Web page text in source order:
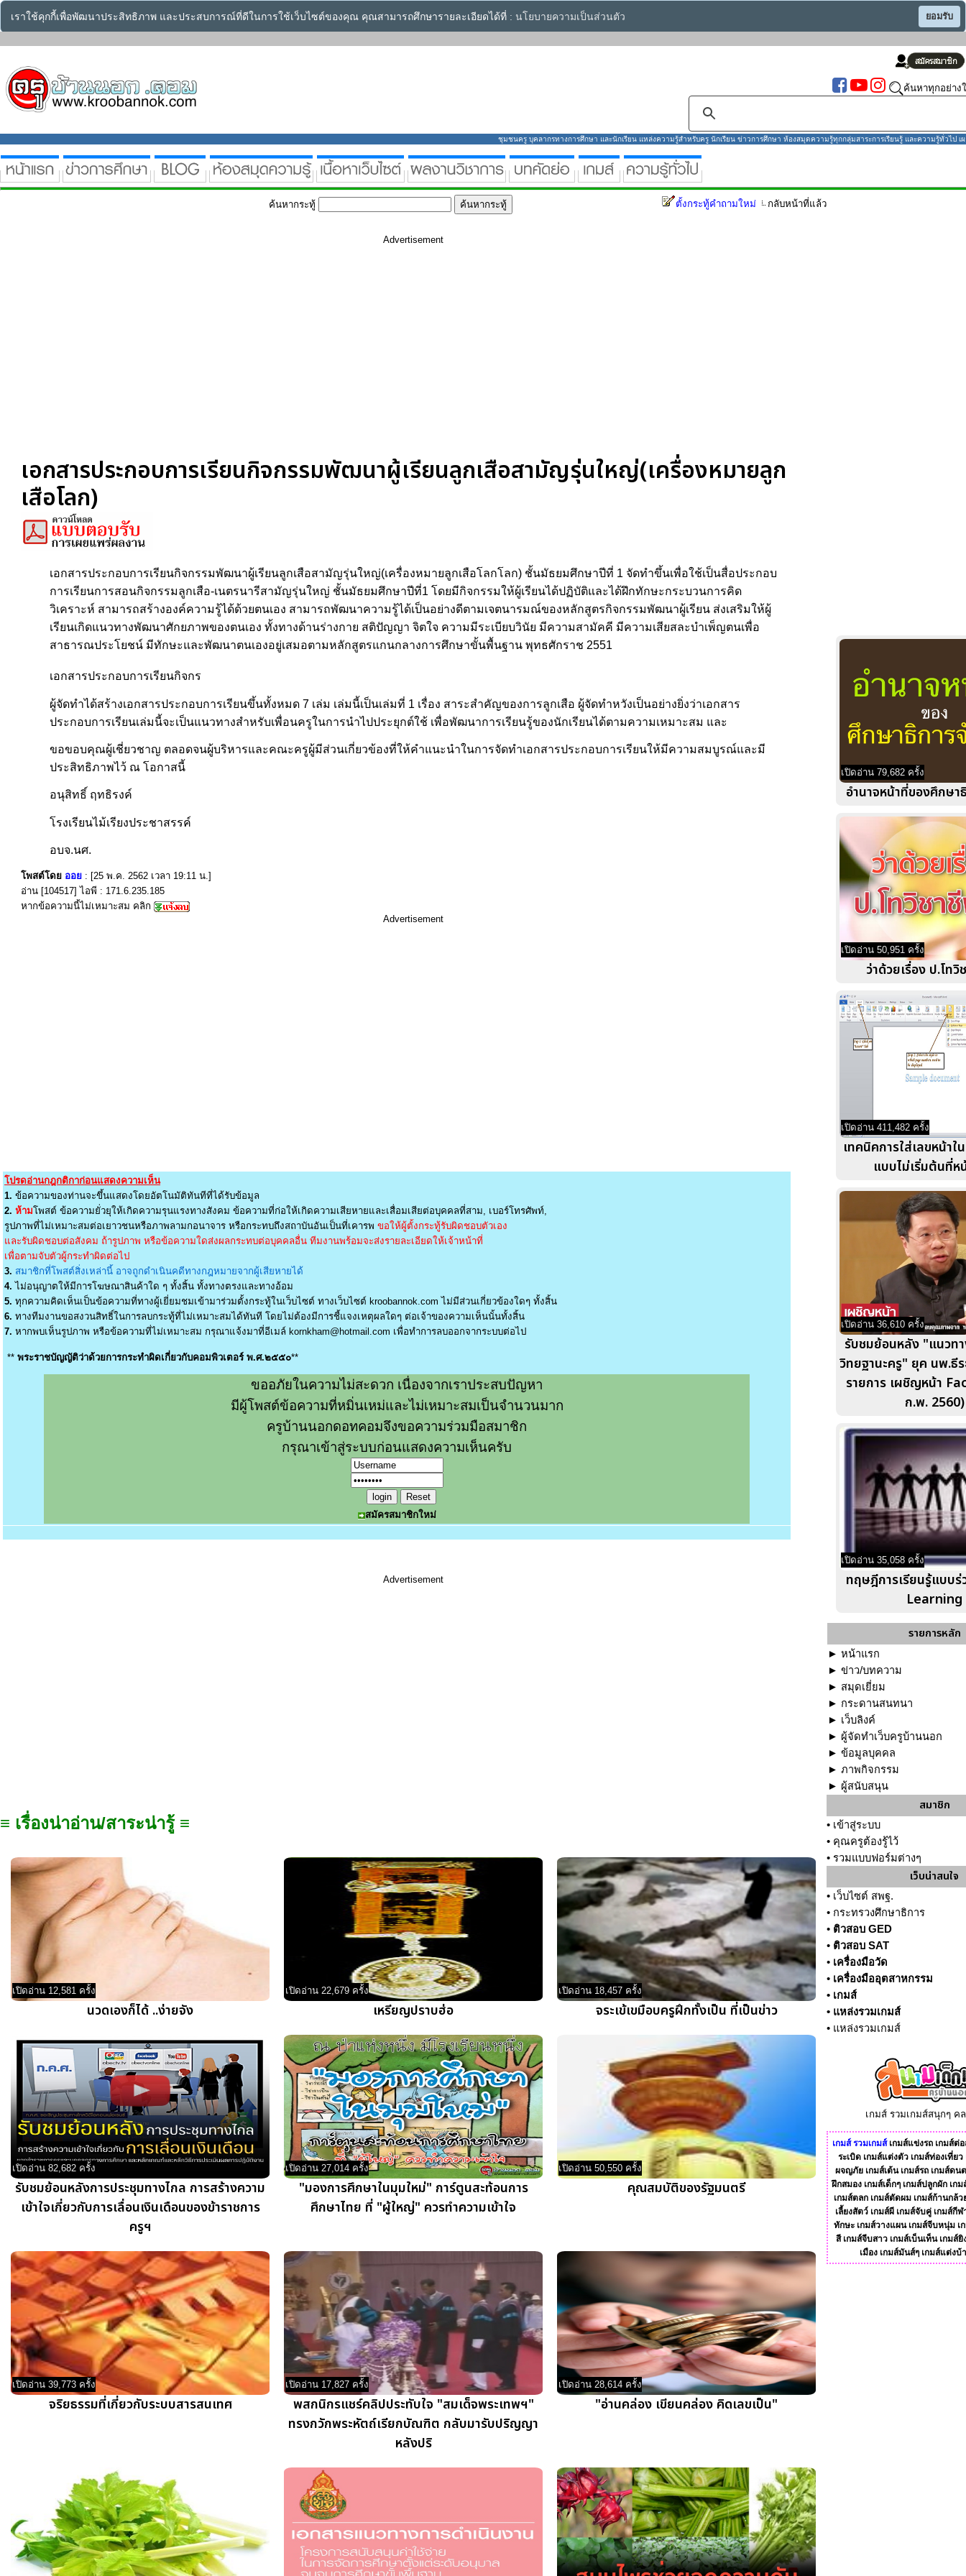
เราใช้คุกกี้เพื่อพัฒนาประสิทธิภาพ และประสบการณ์ที่ดีในการใช้เว็บไซต์ของคุณ คุณสามารถศึกษารายละเอียดได้ที่ : นโยบายความเป็นส่วนตัว ยอมรับ
ค้นหาทุกอย่าง
ชุมชนครู บุคลากรทางการศึกษา และนักเรียน แหล่งความรู้สำหรับครู นักเรียน ข่าวการศึกษา ห้องสมุดความรู้ทุกกลุ่มสาระการเรียนรู้ และความรู้ทั่วไป เ
ค้นหากระทู้ ตั้งกระทู้คำถามใหม่ กลับหน้าที่แล้ว
Advertisement
เอกสารประกอบการเรียนกิจกรรมพัฒนาผู้เรียนลูกเสือสามัญรุ่นใหญ่(เครื่องหมายลูก
เสือโลก)
เอกสารประกอบการเรียนกิจกรรมพัฒนาผู้เรียนลูกเสือสามัญรุ่นใหญ่(เครื่องหมายลูกเสือโลกโลก) ชั้นมัธยมศึกษาปีที่ 1 จัดทำขึ้นเพื่อใช้เป็นสื่อประกอบ
การเรียนการสอนกิจกรรมลูกเสือ-เนตรนารีสามัญรุ่นใหญ่ ชั้นมัธยมศึกษาปีที่1 โดยมีกิจกรรมให้ผู้เรียนได้ปฏิบัติและได้ฝึกทักษะกระบวนการคิด
วิเคราะห์ สามารถสร้างองค์ความรู้ได้ด้วยตนเอง สามารถพัฒนาความรู้ได้เป็นอย่างดีตามเจตนารมณ์ของหลักสูตรกิจกรรมพัฒนาผู้เรียน ส่งเสริมให้ผู้
เรียนเกิดแนวทางพัฒนาศักยภาพของตนเอง ทั้งทางด้านร่างกาย สติปัญญา จิตใจ ความมีระเบียบวินัย มีความสามัคคี มีความเสียสละบำเพ็ญตนเพื่อ
สาธารณประโยชน์ มีทักษะและพัฒนาตนเองอยู่เสมอตามหลักสูตรแกนกลางการศึกษาขั้นพื้นฐาน พุทธศักราช 2551
เอกสารประกอบการเรียนกิจกร
ผู้จัดทำได้สร้างเอกสารประกอบการเรียนขึ้นทั้งหมด 7 เล่ม เล่มนี้เป็นเล่มที่ 1 เรื่อง สาระสำคัญของการลูกเสือ ผู้จัดทำหวังเป็นอย่างยิ่งว่าเอกสาร
ประกอบการเรียนเล่มนี้จะเป็นแนวทางสำหรับเพื่อนครูในการนำไปประยุกต์ใช้ เพื่อพัฒนาการเรียนรู้ของนักเรียนได้ตามความเหมาะสม และ
ขอขอบคุณผู้เชี่ยวชาญ ตลอดจนผู้บริหารและคณะครูผู้มีส่วนเกี่ยวข้องที่ให้คำแนะนำในการจัดทำเอกสารประกอบการเรียนให้มีความสมบูรณ์และมี
ประสิทธิภาพไว้ ณ โอกาสนี้
อนุสิทธิ์ ฤทธิรงค์
โรงเรียนไม้เรียงประชาสรรค์
อบจ.นศ.
โพสต์โดย ออย : [25 พ.ค. 2562 เวลา 19:11 น.]
อ่าน [104517] ไอพี : 171.6.235.185
หากข้อความนี้ไม่เหมาะสม คลิก
Advertisement
โปรดอ่านกฎกติกาก่อนแสดงความเห็น
1. ข้อความของท่านจะขึ้นแสดงโดยอัตโนมัติทันทีที่ได้รับข้อมูล
2. ห้ามโพสต์ ข้อความยั่วยุให้เกิดความรุนแรงทางสังคม ข้อความที่ก่อให้เกิดความเสียหายและเสื่อมเสียต่อบุคคลที่สาม, เบอร์โทรศัพท์,
รูปภาพที่ไม่เหมาะสมต่อเยาวชนหรือภาพลามกอนาจาร หรือกระทบถึงสถาบันอันเป็นที่เคารพ ขอให้ผู้ตั้งกระทู้รับผิดชอบตัวเอง
และรับผิดชอบต่อสังคม ถ้ารูปภาพ หรือข้อความใดส่งผลกระทบต่อบุคคลอื่น ทีมงานพร้อมจะส่งรายละเอียดให้เจ้าหน้าที่
เพื่อตามจับตัวผู้กระทำผิดต่อไป
3. สมาชิกที่โพสต์สิ่งเหล่านี้ อาจถูกดำเนินคดีทางกฎหมายจากผู้เสียหายได้
4. ไม่อนุญาตให้มีการโฆษณาสินค้าใด ๆ ทั้งสิ้น ทั้งทางตรงและทางอ้อม
5. ทุกความคิดเห็นเป็นข้อความที่ทางผู้เยี่ยมชมเข้ามาร่วมตั้งกระทู้ในเว็บไซต์ ทางเว็บไซต์ kroobannok.com ไม่มีส่วนเกี่ยวข้องใดๆ ทั้งสิ้น
6. ทางทีมงานขอสงวนสิทธิ์ในการลบกระทู้ที่ไม่เหมาะสมได้ทันที โดยไม่ต้องมีการชี้แจงเหตุผลใดๆ ต่อเจ้าของความเห็นนั้นทั้งสิ้น
7. หากพบเห็นรูปภาพ หรือข้อความที่ไม่เหมาะสม กรุณาแจ้งมาที่อีเมล์ kornkham@hotmail.com เพื่อทำการลบออกจากระบบต่อไป
** พระราชบัญญัติว่าด้วยการกระทำผิดเกี่ยวกับคอมพิวเตอร์ พ.ศ.๒๕๕๐**
ขออภัยในความไม่สะดวก เนื่องจากเราประสบปัญหา
มีผู้โพสต์ข้อความที่หมิ่นเหม่และไม่เหมาะสมเป็นจำนวนมาก
ครูบ้านนอกดอทคอมจึงขอความร่วมมือสมาชิก
กรุณาเข้าสู่ระบบก่อนแสดงความเห็นครับ
สมัครสมาชิกใหม่
Advertisement
≡ เรื่องน่าอ่าน/สาระน่ารู้ ≡
เปิดอ่าน 12,581 ครั้ง
นวดเองก็ได้ ..ง่ายจัง
เปิดอ่าน 22,679 ครั้ง
เหรียญปราบฮ่อ
เปิดอ่าน 18,457 ครั้ง
จระเข้เขมือบครูฝึกทั้งเป็น ที่เป็นข่าว
เปิดอ่าน 82,682 ครั้ง
รับชมย้อนหลังการประชุมทางไกล การสร้างความ
เข้าใจเกี่ยวกับการเลื่อนเงินเดือนของข้าราชการ
ครูฯ
เปิดอ่าน 27,014 ครั้ง
"มองการศึกษาในมุมใหม่" การ์ตูนสะท้อนการ
ศึกษาไทย ที่ "ผู้ใหญ่" ควรทำความเข้าใจ
เปิดอ่าน 50,550 ครั้ง
คุณสมบัติของรัฐมนตรี
เปิดอ่าน 39,773 ครั้ง
จริยธรรมที่เกี่ยวกับระบบสารสนเทศ
เปิดอ่าน 17,827 ครั้ง
พสกนิกรแชร์คลิปประทับใจ "สมเด็จพระเทพฯ"
ทรงกวักพระหัตถ์เรียกบัณฑิต กลับมารับปริญญา
หลังปริ
เปิดอ่าน 28,614 ครั้ง
"อ่านคล่อง เขียนคล่อง คิดเลขเป็น"
เปิดอ่าน 79,682 ครั้ง
อำนาจหน้าที่ของศึกษา
เปิดอ่าน 50,951 ครั้ง
ว่าด้วยเรื่อง ป.โท
เปิดอ่าน 411,482 ครั้ง
เทคนิคการใส่เลขหน้า
แบบไม่เริ่มต้นที่ห
เปิดอ่าน 36,610 ครั้ง
รับชมย้อนหลัง "แนวทา
วิทยฐานะครู" ยุค นพ.ธี
รายการ เผชิญหน้า
ก.พ. 2560)
เปิดอ่าน 35,058 ครั้ง
ทฤษฎีการเรียนรู้แบบ
Learning
รายการหลัก
► หน้าแรก
► ข่าว/บทความ
► สมุดเยี่ยม
► กระดานสนทนา
► เว็บลิงค์
► ผู้จัดทำเว็บครูบ้านนอก
► ข้อมูลบุคคล
► ภาพกิจกรรม
► ผู้สนับสนุน
สมาชิก
• เข้าสู่ระบบ
• คุณครูต้องรู้ไว้
• รวมแบบฟอร์มต่างๆ
เว็บน่าสนใจ
• เว็บไซต์ สพฐ.
• กระทรวงศึกษาธิการ
• ติวสอบ GED
• ติวสอบ SAT
• เครื่องมือวัด
• เครื่องมืออุตสาหกรรม
• เกมส์
• แหล่งรวมเกมส์
• แหล่งรวมเกมส์
เกมส์ รวมเกมส์สนุกๆ ค
เกมส์ รวมเกมส์ เกมส์แข่งรถ เกมส์ต่อ
ระเบิด เกมส์แต่งตัว เกมส์ท่องเที่ยว
ผจญภัย เกมส์เต้น เกมส์รถ เกมส์ดน
ฝึกสมอง เกมส์เด็กๆ เกมส์ปลูกผัก เก
เกมส์ตลก เกมส์ตัดผม เกมส์ก้านกล้ว
เลี้ยงสัตว์ เกมส์ผี เกมส์จับคู่ เกมส์กีฬ
ทักษะ เกมส์วางแผน เกมส์จีบหนุ่ม เ
สี เกมส์จีบสาว เกมส์เบ็นเท็น เกมส์ยิ
เมือง เกมส์มันส์ๆ เกมส์แต่งบ้